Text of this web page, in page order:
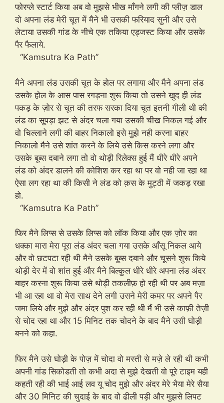
फोरप्ले स्टार्ट किया अब वो मुझसे भीख माँगने लगी की प्लीज़ डाल
दो अपना लंड मेरी चूत में मैने भी उसकी फरियाद सुनी और उसे
लेटाया उसकी गांड के नीचे एक तकिया एड्जस्ट किया और उसके
पैर फैलाये.
“Kamsutra Ka Path”
मैने अपना लंड उसकी चूत के होल पर लगाया और मैने अपना लंड
उसके होल के आस पास रगड़ना शुरू किया तो उसने खुद ही लंड
पकड़ के ज़ोर से चूत की तरफ सरका दिया चूत इतनी गीली थी की
लंड का सूपड़ा झट से अंदर चला गया उसकी चीख निकल गई और
वो चिल्लाने लगी की बाहर निकालो इसे मुझे नही करना बाहर
निकालो मैने उसे शांत करने के लिये उसे किस करने लगा और
उसके बूब्स दबाने लगा तो वो थोड़ी रिलेक्स हुई मैं धीरे धीरे अपने
लंड को अंदर डालने की कोशिश कर रहा था पर वो नही जा रहा था
ऐसा लग रहा था की किसी ने लंड को क़स के मुट्ठी में जकड़ रखा
हो.
“Kamsutra Ka Path”
फिर मैने लिप्स से उसके लिप्स को लॉक किया और एक ज़ोर का
धक्का मारा मेरा पूरा लंड अंदर चला गया उसके आँसू निकल आये
और वो छटपटा रही थी मैने उसके बूब्स दबाने और चूसने शुरू किये
थोड़ी देर में वो शांत हुई और मैने बिल्कुल धीरे धीरे अपना लंड अंदर
बाहर करना शुरू किया उसे थोड़ी तकलीफ़ हो रही थी पर अब मज़ा
भी आ रहा था वो मेरा साथ देने लगी उसने मेरी कमर पर अपने पैर
जमा लिये और मुझे और अंदर पुश कर रही थी मैं भी उसे काफ़ी तेज़ी
से चोद रहा था और 15 मिनिट तक चोदने के बाद मैने उसी घोड़ी
बनने को कहा.
फिर मैने उसे घोड़ी के पोज़ में चोदा वो मस्ती से मज़े ले रही थी कभी
अपनी गांड सिकोडती तो कभी अदा से मुझे देखती वो पूरे टाइम यही
कहती रही की भाई आई लव यू चोद मुझे और अंदर मेरे भैया मेरे सैया
और 30 मिनिट की चुदाई के बाद वो ढीली पड़ी और मुझसे लिपट